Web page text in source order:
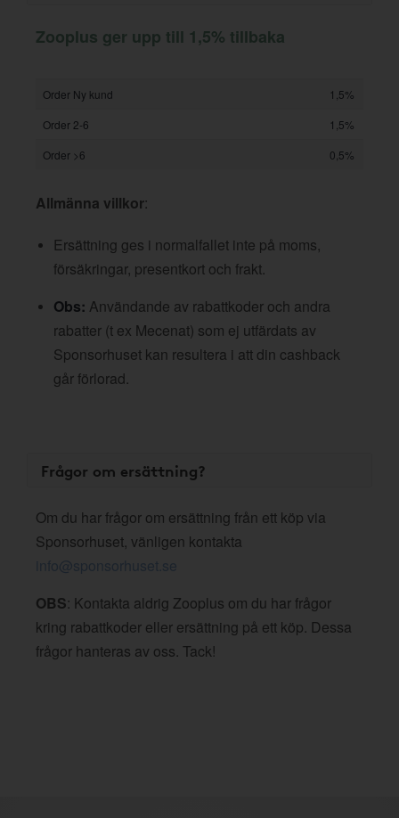
Zooplus ger upp till 1,5% tillbaka
Order Ny kund
1,5%
Order 2-6
1,5%
Order >6
0,5%
Allmänna villkor:
Ersättning ges i normalfallet inte på moms,
försäkringar, presentkort och frakt.
Obs: Användande av rabattkoder och andra
rabatter (t ex Mecenat) som ej utfärdats av
Sponsorhuset kan resultera i att din cashback
går förlorad.
Frågor om ersättning?
Om du har frågor om ersättning från ett köp via
Sponsorhuset, vänligen kontakta
info@sponsorhuset.se
OBS: Kontakta aldrig Zooplus om du har frågor
kring rabattkoder eller ersättning på ett köp. Dessa
frågor hanteras av oss. Tack!